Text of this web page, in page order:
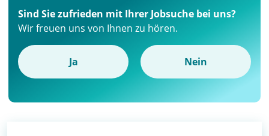
Sind Sie zufrieden mit Ihrer Jobsuche bei uns?
Wir freuen uns von Ihnen zu hören.
Ja Nein